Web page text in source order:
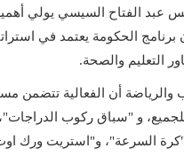
عبد الفتاح السيسي يولي
الحكومة يعتمد في
التعليم والصحة.
أن الفعالية تتضمن
و "سباق ركوب
السرعة"، و"استريت ورك
منذ يوم
هل يذهب
عرض
علي بن